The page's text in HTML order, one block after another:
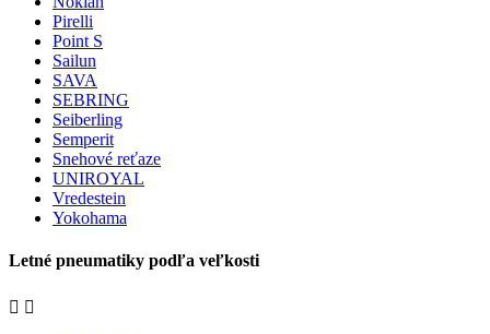
Pirelli
Point S
Sailun
SAVA
SEBRING
Seiberling
Semperit
Snehové reťaze
UNIROYAL
Vredestein
Yokohama
Letné pneumatiky podľa veľkosti
 